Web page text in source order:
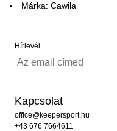
Márka: Cawila
Hírlevél
Kapcsolat
office@keepersport.hu
+43 676 7664611